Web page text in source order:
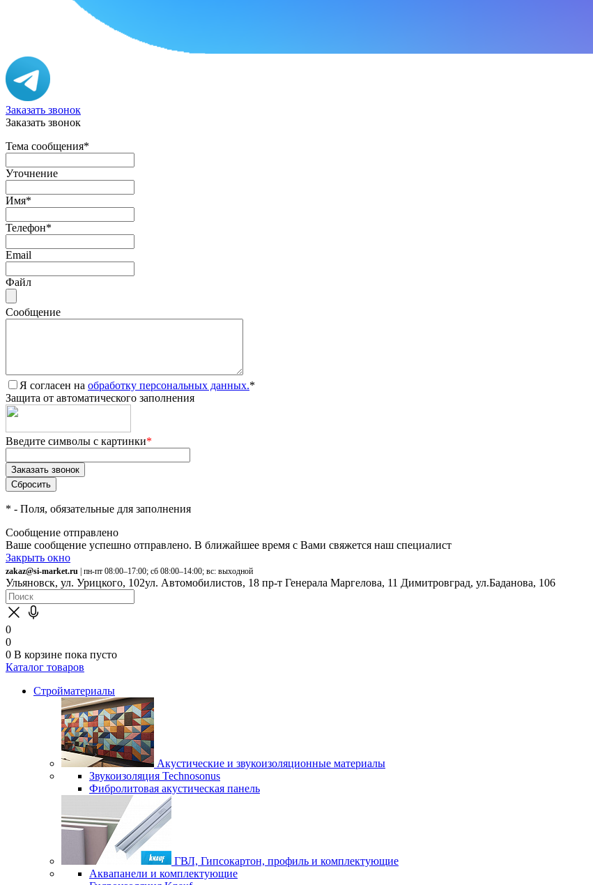
Заказать звонок
Заказать звонок
Тема сообщения*
Уточнение
Имя*
Телефон*
Email
Файл
Сообщение
Я согласен на обработку персональных данных.*
Защита от автоматического заполнения
Введите символы с картинки*
* - Поля, обязательные для заполнения
Сообщение отправлено
Ваше сообщение успешно отправлено. В ближайшее время с Вами свяжется наш специалист
Закрыть окно
zakaz@si-market.ru | пн-пт 08:00–17:00; сб 08:00–14:00; вс: выходной
Ульяновск, ул. Урицкого, 102ул. Автомобилистов, 18 пр-т Генерала Маргелова, 11 Димитровград, ул.Баданова, 106
0
0
0 В корзине пока пусто
Каталог товаров
Стройматериалы
Акустические и звукоизоляционные материалы
Звукоизоляция Technosonus
Фибролитовая акустическая панель
ГВЛ, Гипсокартон, профиль и комплектующие
Аквапанели и комплектующие